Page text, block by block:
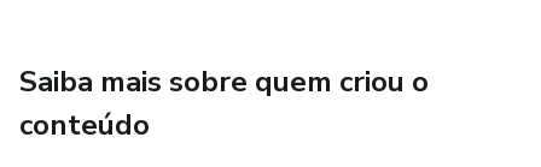
o dinheiro do mundo e ainda assim ser infeliz. Do outro lado
da
Saiba mais sobre quem criou o
conteúdo